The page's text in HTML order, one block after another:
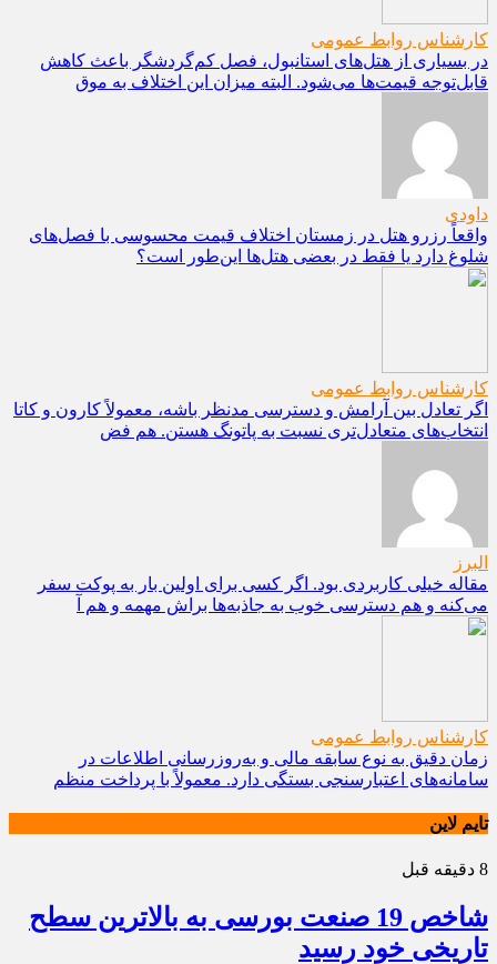
کارشناس روابط عمومی
در بسیاری از هتل‌های استانبول، فصل کم‌گردشگر باعث کاهش
قابل‌توجه قیمت‌ها می‌شود. البته میزان این اختلاف به موق
داودی
واقعاً رزرو هتل در زمستان اختلاف قیمت محسوسی با فصل‌های
شلوغ دارد یا فقط در بعضی هتل‌ها این‌طور است؟
کارشناس روابط عمومی
اگر تعادل بین آرامش و دسترسی مدنظر باشه، معمولاً کارون و کاتا
انتخاب‌های متعادل‌تری نسبت به پاتونگ هستن. هم فض
البرز
مقاله خیلی کاربردی بود. اگر کسی برای اولین بار به پوکت سفر
می‌کنه و هم دسترسی خوب به جاذبه‌ها براش مهمه و هم آ
کارشناس روابط عمومی
زمان دقیق به نوع سابقه مالی و به‌روزرسانی اطلاعات در
سامانه‌های اعتبارسنجی بستگی دارد. معمولاً با پرداخت منظم
تایم لاین
8 دقیقه قبل
شاخص 19 صنعت بورسی به بالاترین سطح
تاریخی خود رسید